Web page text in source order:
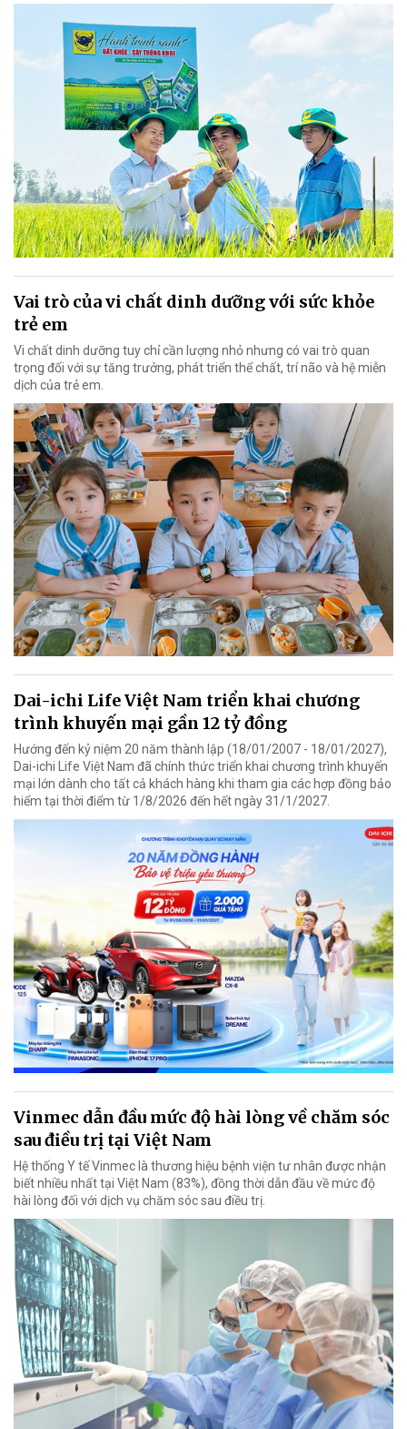
Vai trò của vi chất dinh dưỡng với sức khỏe
trẻ em
Vi chất dinh dưỡng tuy chỉ cần lượng nhỏ nhưng có vai trò quan
trọng đối với sự tăng trưởng, phát triển thể chất, trí não và hệ miễn
dịch của trẻ em.
Dai-ichi Life Việt Nam triển khai chương
trình khuyến mại gần 12 tỷ đồng
Hướng đến kỷ niệm 20 năm thành lập (18/01/2007 - 18/01/2027),
Dai-ichi Life Việt Nam đã chính thức triển khai chương trình khuyến
mại lớn dành cho tất cả khách hàng khi tham gia các hợp đồng bảo
hiểm tại thời điểm từ 1/8/2026 đến hết ngày 31/1/2027.
Vinmec dẫn đầu mức độ hài lòng về chăm sóc
sau điều trị tại Việt Nam
Hệ thống Y tế Vinmec là thương hiệu bệnh viện tư nhân được nhận
biết nhiều nhất tại Việt Nam (83%), đồng thời dẫn đầu về mức độ
hài lòng đối với dịch vụ chăm sóc sau điều trị.